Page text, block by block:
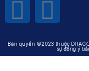
Bản quyền ©2023 thuộc
sự đồng ý